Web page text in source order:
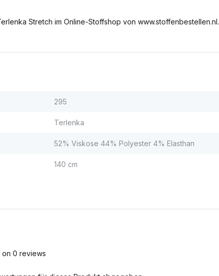
Stretch im Online-Stoffshop von www.stoffenbestellen.nl.
295
Terlenka
52% Viskose 44% Polyester 4% Elasthan
140 cm
on 0 reviews